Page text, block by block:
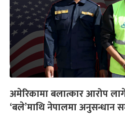
अमेरिकामा बलात्कार आरोप
‘बले’माथि नेपालमा अनुसन्धान